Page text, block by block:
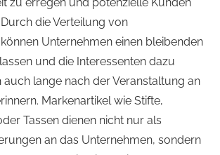
die Verteilung von
Unternehmen einen bleibenden
und die Interessenten dazu
lange nach der Veranstaltung an
Markenartikel wie Stifte,
Tassen dienen nicht nur als
an das Unternehmen, sondern